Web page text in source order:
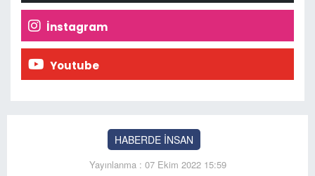
İnstagram
Youtube
HABERDE İNSAN
Yayınlanma : 07 Ekim 2022 15:59